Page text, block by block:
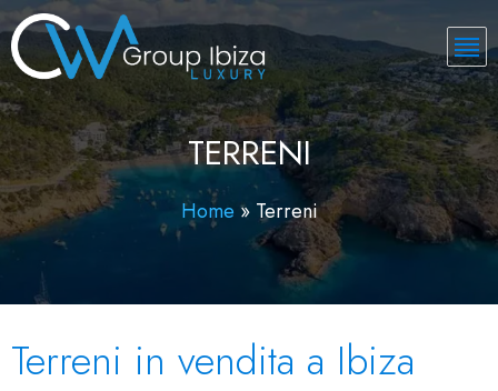
TERRENI
Home » Terreni
Terreni in vendita a Ibiza